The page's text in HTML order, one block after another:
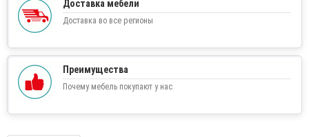
Доставка мебели
Доставка во все регионы
Преимущества
Почему мебель покупают у нас